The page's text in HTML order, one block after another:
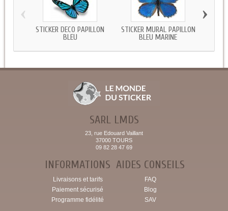
STICKER DECO PAPILLON
BLEU
STICKER MURAL PAPILLON
BLEU MARINE
‹ ›
SARL LMDS
23, rue Edouard Vaillant
37000 TOURS
09 82 28 47 69
INFORMATIONS
Livraisons et tarifs
Paiement sécurisé
Programme fidélité
AIDES CONSEILS
FAQ
Blog
SAV